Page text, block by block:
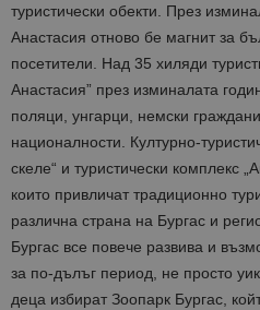
туристически обекти. През
Анастасия отново бе магнит за
посетители. Над 35 хиляди
Анастасия” през изминалата
поляци, унгарци, немски
националности. Културно-
скеле“ и туристически комплекс
които привличат традиционно
различна страна на Бургас и
Бургас все повече развива и
за по-дълъг период, не просто
деца избират Зоопарк Бургас,